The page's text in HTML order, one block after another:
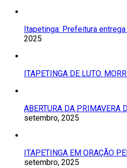
Itapetinga: Prefeitura
2025
ITAPETINGA DE LUTO.
ABERTURA DA PRIMAVERA
setembro, 2025
ITAPETINGA EM ORAÇÃO
setembro, 2025